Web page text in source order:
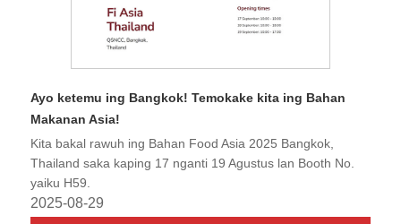
Ayo ketemu ing Bangkok! Temokake kita ing Bahan
Makanan Asia!
Kita bakal rawuh ing Bahan Food Asia 2025 Bangkok,
Thailand saka kaping 17 nganti 19 Agustus lan Booth No.
yaiku H59.
2025-08-29